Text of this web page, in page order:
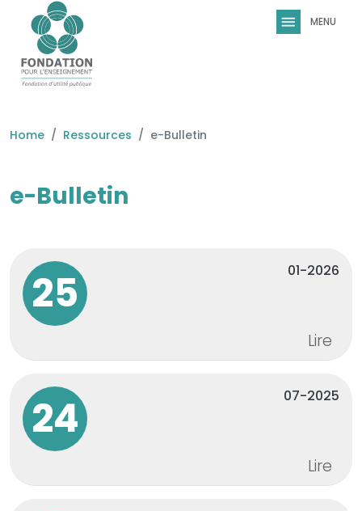
Skip to main content
Home Ressources e-Bulletin
e-Bulletin
25 01-2026
Lire
24 07-2025
Lire